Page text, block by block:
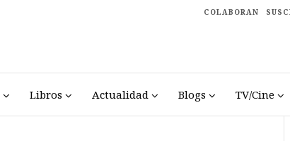
COLABORAN
Libros Actualidad Blogs TV/Cine